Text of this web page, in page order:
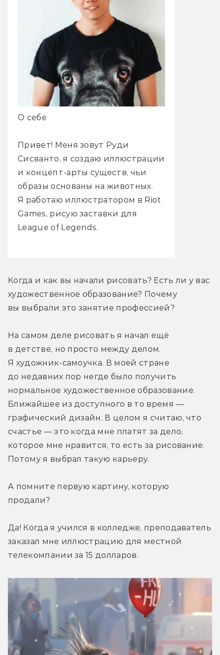
О себе
Привет! Меня зовут Руди
Сисванто, я создаю иллюстрации
и концепт-арты существ, чьи
образы основаны на животных.
Я работаю иллюстратором в Riot
Games, рисую заставки для
League of Legends.
Когда и как вы начали рисовать? Есть ли у вас
художественное образование? Почему
вы выбрали это занятие профессией?
На самом деле рисовать я начал ещё
в детстве, но просто между делом.
Я художник-самоучка. В моей стране
до недавних пор негде было получить
нормальное художественное образование.
Ближайшее из доступного в то время —
графический дизайн. В целом я считаю, что
счастье — это когда мне платят за дело,
которое мне нравится, то есть за рисование.
Потому я выбрал такую карьеру.
А помните первую картину, которую
продали?
Да! Когда я учился в колледже, преподаватель
заказал мне иллюстрацию для местной
телекомпании за 15 долларов.